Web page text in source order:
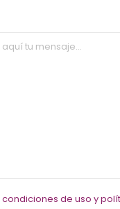
condiciones de uso y